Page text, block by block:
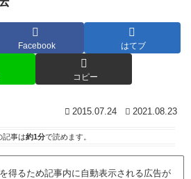
Facebook はてブ
コピー
2015.07.24 2021.08.23
記事は約1分で読めます。
得るため記事内に自動表示される広告が